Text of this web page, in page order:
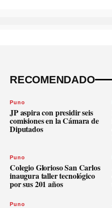
RECOMENDADO
Puno
JP aspira con presidir seis
comisiones en la Cámara de
Diputados
Puno
Colegio Glorioso San Carlos
inaugura taller tecnológico
por sus 201 años
Puno